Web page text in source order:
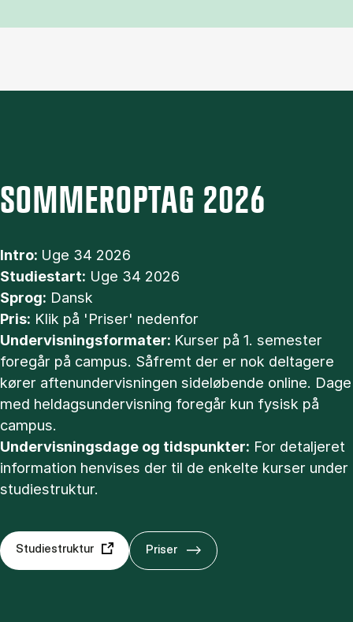
SOMMEROPTAG 2026
Intro: Uge 34 2026
Studiestart: Uge 34 2026
Sprog: Dansk
Pris: Klik på 'Priser' nedenfor
Undervisningsformater: Kurser på 1. semester
foregår på campus. Såfremt der er nok deltagere
kører aftenundervisningen sideløbende online. Dage
med heldagsundervisning foregår kun fysisk på
campus.
Undervisningsdage og tidspunkter: For detaljeret
information henvises der til de enkelte kurser under
studiestruktur.
Studiestruktur Priser